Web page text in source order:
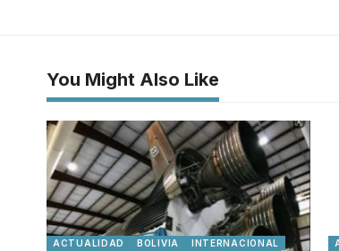
You Might Also Like
ACTUALIDAD BOLIVIA
INTERNACIONAL